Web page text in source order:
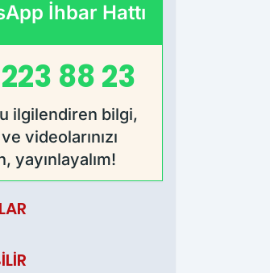
İhbar Hattı
88 23
ilgilendiren bilgi,
videolarınızı
yayınlayalım!